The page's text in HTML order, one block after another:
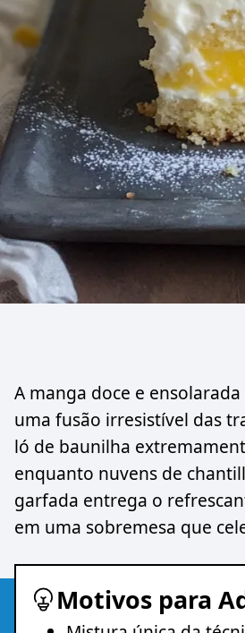
A manga doce e
uma fusão irresistível das
ló de baunilha
enquanto nuvens de
garfada entrega o
em uma sobremesa que
Motivos para